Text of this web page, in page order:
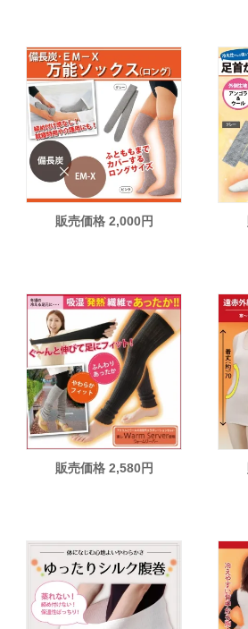
販売価格 2,000円
販売価格 2,580円